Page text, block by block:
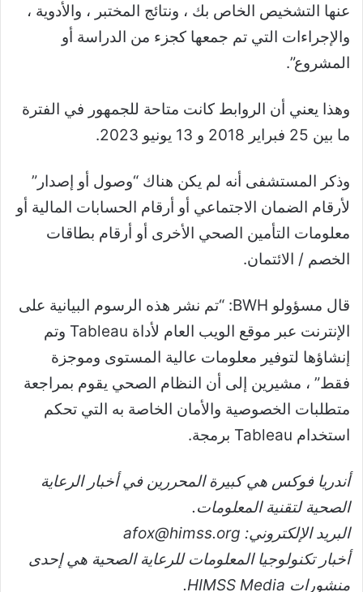
عنها التشخيص الخاص بك ، ونتائج المختبر ، والأدوية ،
والإجراءات التي تم جمعها كجزء من الدراسة أو
المشروع”.
وهذا يعني أن الروابط كانت متاحة للجمهور في الفترة
ما بين 25 فبراير 2018 و 13 يونيو 2023.
وذكر المستشفى أنه لم يكن هناك “وصول أو إصدار”
لأرقام الضمان الاجتماعي أو أرقام الحسابات المالية أو
معلومات التأمين الصحي الأخرى أو أرقام بطاقات
الخصم / الائتمان.
قال مسؤولو BWH: “تم نشر هذه الرسوم البيانية على
الإنترنت عبر موقع الويب العام لأداة Tableau وتم
إنشاؤها لتوفير معلومات عالية المستوى وموجزة
فقط” ، مشيرين إلى أن النظام الصحي يقوم بمراجعة
متطلبات الخصوصية والأمان الخاصة به التي تحكم
استخدام Tableau برمجة.
أندريا فوكس هي كبيرة المحررين في أخبار الرعاية
الصحية لتقنية المعلومات.
البريد الإلكتروني: afox@himss.org
أخبار تكنولوجيا المعلومات للرعاية الصحية هي إحدى
منشورات HIMSS Media.